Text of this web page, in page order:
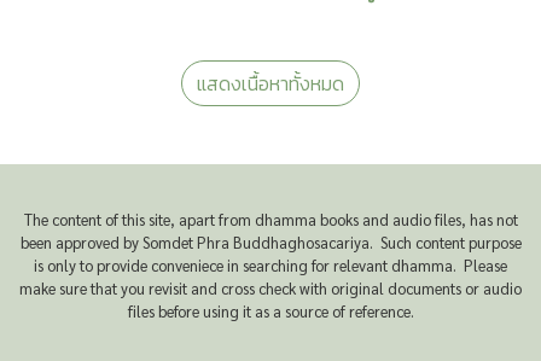
แสดงเนื้อหาทั้งหมด
The content of this site, apart from dhamma books and audio files, has not
been approved by Somdet Phra Buddhaghosacariya. Such content purpose
is only to provide conveniece in searching for relevant dhamma. Please
make sure that you revisit and cross check with original documents or audio
files before using it as a source of reference.